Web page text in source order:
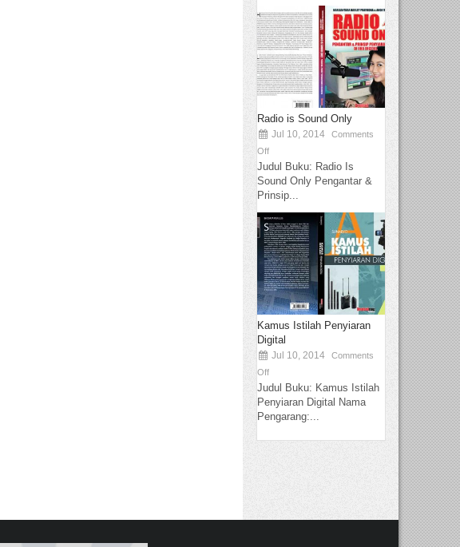
Radio is Sound Only
Jul 10, 2014
Comments
Off
Judul Buku: Radio Is
Sound Only Pengantar &
Prinsip...
Kamus Istilah Penyiaran
Digital
Jul 10, 2014
Comments
Off
Judul Buku: Kamus Istilah
Penyiaran Digital Nama
Pengarang:...